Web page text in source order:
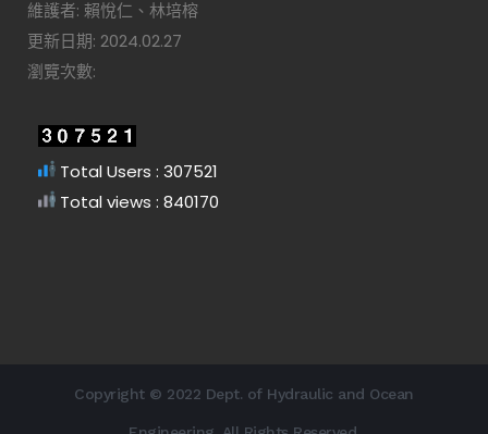
維護者: 賴悅仁、林培榕
更新日期: 2024.02.27
瀏覽次數:
Total Users : 307521
Total views : 840170
Copyright © 2022 Dept. of Hydraulic and Ocean